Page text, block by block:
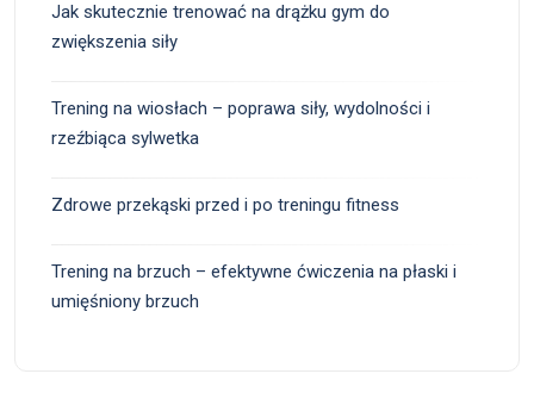
Jak skutecznie trenować na drążku gym do
zwiększenia siły
Trening na wiosłach – poprawa siły, wydolności i
rzeźbiąca sylwetka
Zdrowe przekąski przed i po treningu fitness
Trening na brzuch – efektywne ćwiczenia na płaski i
umięśniony brzuch